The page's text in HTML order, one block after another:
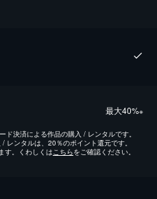
最⼤40%※
決済による作品の購入 / レンタルです。
レンタルは、20％のポイント還元です。
す。くわしくは こちらをご確認ください。